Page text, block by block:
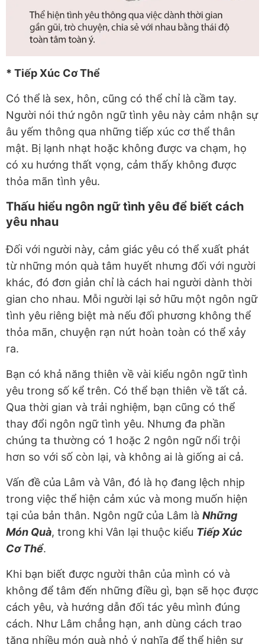
* Tiếp Xúc Cơ Thể
Có thể là sex, hôn, cũng có thể chỉ là cầm tay.
Người nói thứ ngôn ngữ tình yêu này cảm nhận sự
âu yếm thông qua những tiếp xúc cơ thể thân
mật. Bị lạnh nhạt hoặc không được va chạm, họ
có xu hướng thất vọng, cảm thấy không được
thỏa mãn tình yêu.
Thấu hiểu ngôn ngữ tình yêu để biết cách
yêu nhau
Đối với người này, cảm giác yêu có thể xuất phát
từ những món quà tâm huyết nhưng đối với người
khác, đó đơn giản chỉ là cách hai người dành thời
gian cho nhau. Mỗi người lại sở hữu một ngôn ngữ
tình yêu riêng biệt mà nếu đối phương không thể
thỏa mãn, chuyện rạn nứt hoàn toàn có thể xảy
ra.
Bạn có khả năng thiên về vài kiểu ngôn ngữ tình
yêu trong số kể trên. Có thể bạn thiên về tất cả.
Qua thời gian và trải nghiệm, bạn cũng có thể
thay đổi ngôn ngữ tình yêu. Nhưng đa phần
chúng ta thường có 1 hoặc 2 ngôn ngữ nổi trội
hơn so với số còn lại, và không ai là giống ai cả.
Vấn đề của Lâm và Vân, đó là họ đang lệch nhịp
trong việc thể hiện cảm xúc và mong muốn hiện
tại của bản thân. Ngôn ngữ của Lâm là Những
Món Quà, trong khi Vân lại thuộc kiểu Tiếp Xúc
Cơ Thể.
Khi bạn biết được người thân của mình có và
không để tâm đến những điều gì, bạn sẽ học được
cách yêu, và hướng dẫn đối tác yêu mình đúng
cách. Như Lâm chẳng hạn, anh dùng cách trao
tặng nhiều món quà nhỏ ý nghĩa để thể hiện sự